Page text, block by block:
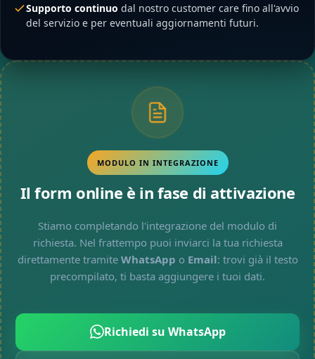
Supporto continuo dal nostro customer care fino all'avvio
del servizio e per eventuali aggiornamenti futuri.
MODULO IN INTEGRAZIONE
Il form online è in fase di attivazione
Stiamo completando l'integrazione del modulo di
richiesta. Nel frattempo puoi inviarci la tua richiesta
direttamente tramite WhatsApp o Email: trovi già il testo
precompilato, ti basta aggiungere i tuoi dati.
Richiedi su WhatsApp